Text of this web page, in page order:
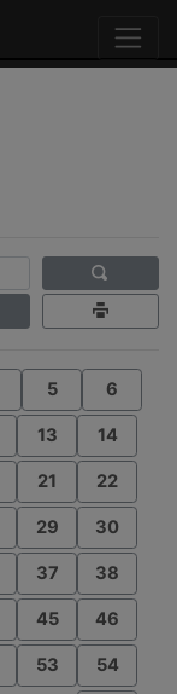
5 6
13 14
21 22
29 30
37 38
45 46
53 54